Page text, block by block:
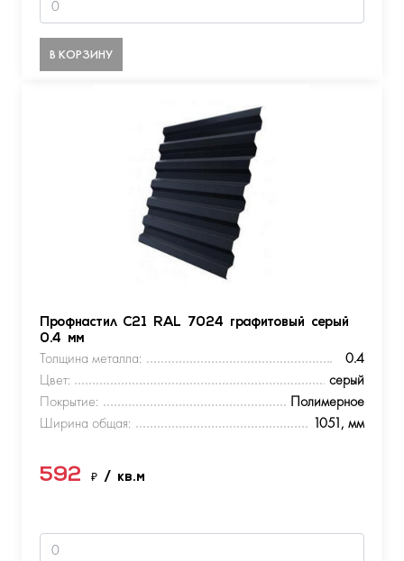
В КОРЗИНУ
Профнастил С21 RAL 7024 графитовый серый
0.4 мм
Толщина металла:
0.4
Цвет:
серый
Покрытие:
Полимерное
Ширина общая:
1051, мм
592 ₽ / кв.м